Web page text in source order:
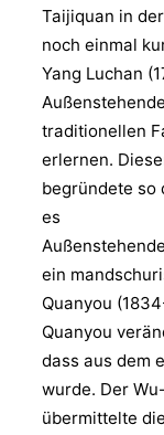
Taijiquan in
noch einmal
Yang Luchan
traditionellen
erlernen.
begründete so
es
ein
Quanyou
Quanyou
dass aus dem
wurde. Der
übermittelte